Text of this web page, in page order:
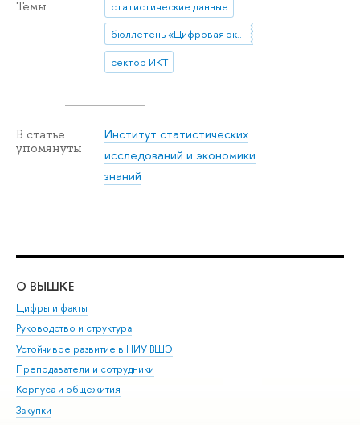
Темы
статистические данные
бюллетень «Цифровая экономика»
сектор ИКТ
В статье
упомянуты
Институт статистических
исследований и экономики
знаний
О ВЫШКЕ
Цифры и факты
Руководство и структура
Устойчивое развитие в НИУ ВШЭ
Преподаватели и сотрудники
Корпуса и общежития
Закупки